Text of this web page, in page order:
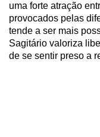
uma forte atração
provocados pelas
tende a ser mais
Sagitário valoriza
de se sentir preso a